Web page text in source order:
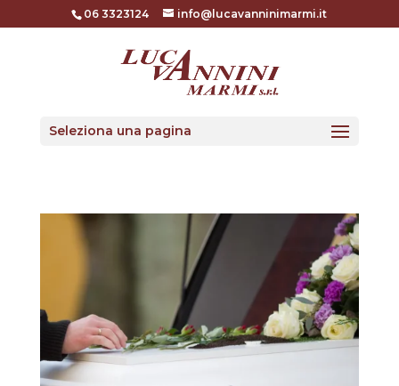
06 3323124 info@lucavanninimarmi.it
Seleziona una pagina